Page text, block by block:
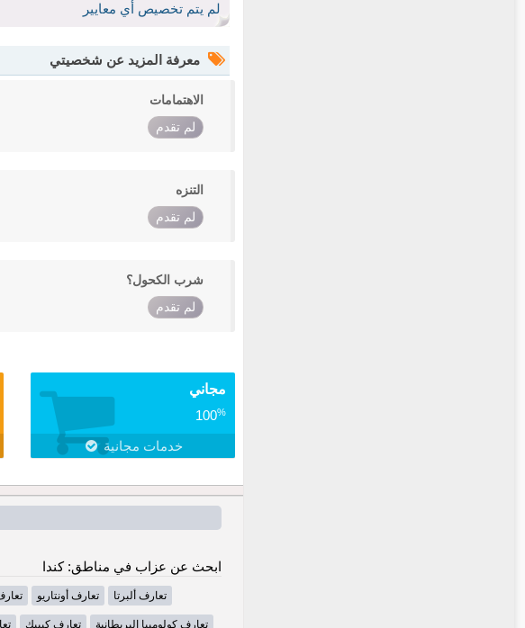
لم يتم تخصيص أي معايير
معرفة المزيد عن شخصيتي
الاهتمامات
لم تقدم
التنزه
لم تقدم
شرب الكحول؟
لم تقدم
مجاني
100%
خدمات مجانية
ابحث عن عزاب في مناطق: كندا
تعارف ألبرتا تعارف أونتاريو
تعارف كولومبيا البريطانية تعارف كيبيك